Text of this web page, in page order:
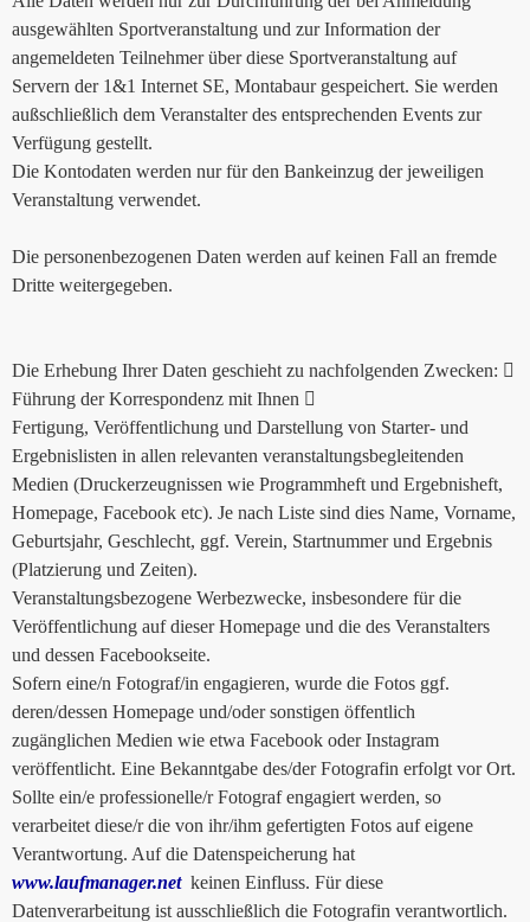
ausgewählten Sportveranstaltung und zur Information der
angemeldeten Teilnehmer über diese Sportveranstaltung auf
Servern der 1&1 Internet SE, Montabaur gespeichert. Sie werden
außschließlich dem Veranstalter des entsprechenden Events zur
Verfügung gestellt.
Die Kontodaten werden nur für den Bankeinzug der jeweiligen
Veranstaltung verwendet.
Die personenbezogenen Daten werden auf keinen Fall an fremde
Dritte weitergegeben.
Die Erhebung Ihrer Daten geschieht zu nachfolgenden Zwecken: 
Führung der Korrespondenz mit Ihnen 
Fertigung, Veröffentlichung und Darstellung von Starter- und
Ergebnislisten in allen relevanten veranstaltungsbegleitenden
Medien (Druckerzeugnissen wie Programmheft und Ergebnisheft,
Homepage, Facebook etc). Je nach Liste sind dies Name, Vorname,
Geburtsjahr, Geschlecht, ggf. Verein, Startnummer und Ergebnis
(Platzierung und Zeiten).
Veranstaltungsbezogene Werbezwecke, insbesondere für die
Veröffentlichung auf dieser Homepage und die des Veranstalters
und dessen Facebookseite.
Sofern eine/n Fotograf/in engagieren, wurde die Fotos ggf.
deren/dessen Homepage und/oder sonstigen öffentlich
zugänglichen Medien wie etwa Facebook oder Instagram
veröffentlicht. Eine Bekanntgabe des/der Fotografin erfolgt vor Ort.
Sollte ein/e professionelle/r Fotograf engagiert werden, so
verarbeitet diese/r die von ihr/ihm gefertigten Fotos auf eigene
Verantwortung. Auf die Datenspeicherung hat
www.laufmanager.netkeinen Einfluss. Für diese
Datenverarbeitung ist ausschließlich die Fotografin verantwortlich.